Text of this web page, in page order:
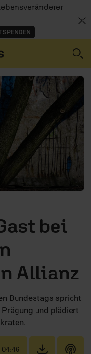
SPENDEN
bei
Allianz
Bundestags spricht
und plädiert
04:46